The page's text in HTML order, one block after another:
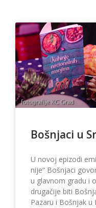
Bošnjaci u
U novoj epizodi
nije“ Bošnjaci
u glavnom gradu i
drugačije biti
Pazaru i Bošnjak u